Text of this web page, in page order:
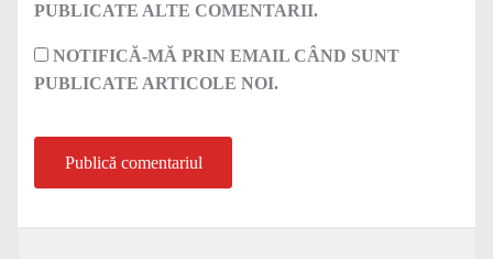
PUBLICATE ALTE COMENTARII.
NOTIFICĂ-MĂ PRIN EMAIL CÂND SUNT
PUBLICATE ARTICOLE NOI.